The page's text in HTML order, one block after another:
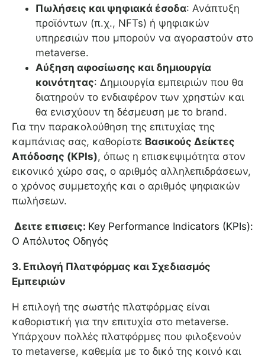
Πωλήσεις και ψηφιακά έσοδα: Ανάπτυξη
προϊόντων (π.χ., NFTs) ή ψηφιακών
υπηρεσιών που μπορούν να αγοραστούν στο
metaverse.
Αύξηση αφοσίωσης και δημιουργία
κοινότητας: Δημιουργία εμπειριών που θα
διατηρούν το ενδιαφέρον των χρηστών και
θα ενισχύουν τη δέσμευση με το brand.
Για την παρακολούθηση της επιτυχίας της
καμπάνιας σας, καθορίστε Βασικούς Δείκτες
Απόδοσης (KPIs), όπως η επισκεψιμότητα στον
εικονικό χώρο σας, ο αριθμός αλληλεπιδράσεων,
ο χρόνος συμμετοχής και ο αριθμός ψηφιακών
πωλήσεων.
Δειτε επισεις: Key Performance Indicators (KPIs):
Ο Απόλυτος Οδηγός
3. Επιλογή Πλατφόρμας και Σχεδιασμός
Εμπειριών
Η επιλογή της σωστής πλατφόρμας είναι
καθοριστική για την επιτυχία στο metaverse.
Υπάρχουν πολλές πλατφόρμες που φιλοξενούν
το metaverse, καθεμία με το δικό της κοινό και